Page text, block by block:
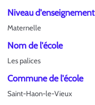
Niveau d'enseignement
Maternelle
Nom de l'école
Les palices
Commune de l'école
Saint-Haon-le-Vieux